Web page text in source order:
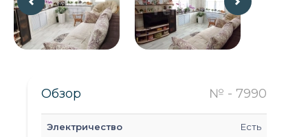
Обзор № - 7990
Электричество Есть